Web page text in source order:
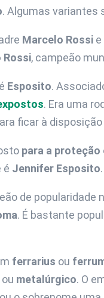
. Algumas variantes
Marcelo Rossi
Rossi, campeão
Esposito.
. Era uma
ficar à disposição
para a proteção
é Jennifer Esposito.
de popularidade
. É bastante
ferrarius ou
ou metalúrgico. O